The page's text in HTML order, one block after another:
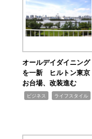
オールデイダイニング
を一新 ヒルトン東京
お台場、改装進む
ビジネス ライフスタイル